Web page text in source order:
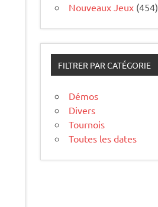
Nouveaux Jeux (454)
FILTRER PAR CATÉGORIE
Démos
Divers
Tournois
Toutes les dates